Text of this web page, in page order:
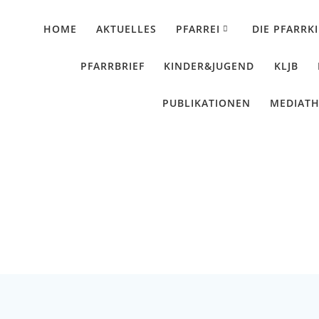
HOME AKTUELLES PFARREI DIE
PFARRBRIEF KINDER&JUGEND KLJB
PUBLIKATIONEN